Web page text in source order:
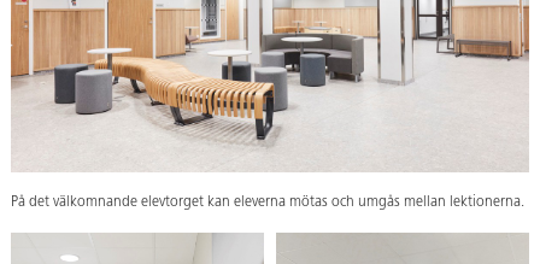
På det välkomnande elevtorget kan eleverna mötas och umgås mellan lektionerna.